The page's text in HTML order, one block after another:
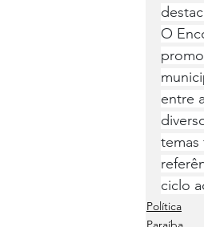
O
entre
ciclo
Política